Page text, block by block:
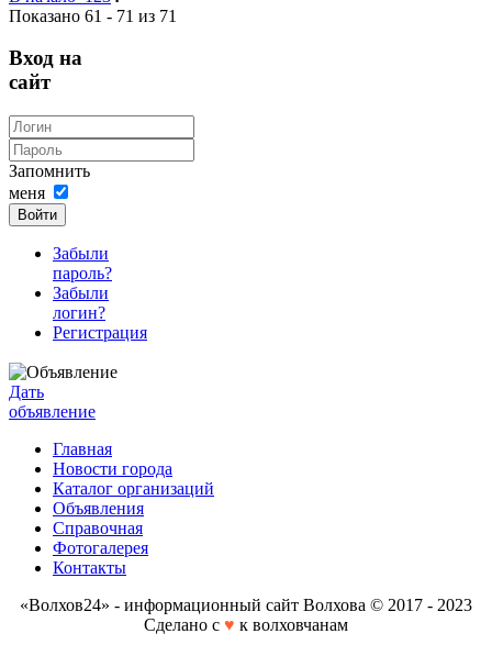
Показано 61 - 71 из 71
Вход на
сайт
Запомнить
меня
Войти
Забыли
пароль?
Забыли
логин?
Регистрация
Дать
объявление
Главная
Новости города
Каталог организаций
Объявления
Справочная
Фотогалерея
Контакты
«Волхов24» - информационный сайт Волхова © 2017 - 2023
Сделано с ♥ к волховчанам